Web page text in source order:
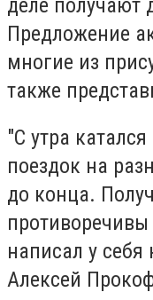
Предложение
многие из
также
"С утра
поездок на
до конца.
написал у себя
Алексей